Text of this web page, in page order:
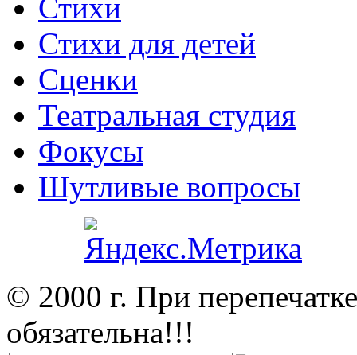
Стихи
Стихи для детей
Сценки
Театральная студия
Фокусы
Шутливые вопросы
© 2000 г. При
обязательна!!!